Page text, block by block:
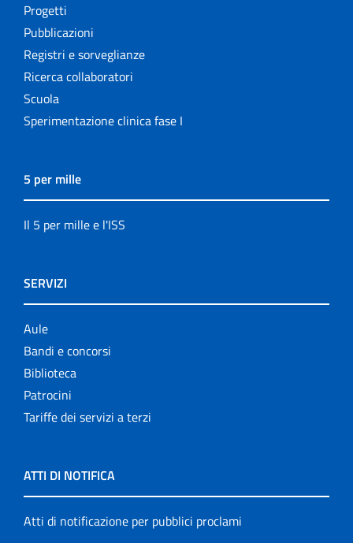
Progetti
Pubblicazioni
Registri e sorveglianze
Ricerca collaboratori
Scuola
Sperimentazione clinica fase I
5 per mille
Il 5 per mille e l'ISS
SERVIZI
Aule
Bandi e concorsi
Biblioteca
Patrocini
Tariffe dei servizi a terzi
ATTI DI NOTIFICA
Atti di notificazione per pubblici proclami